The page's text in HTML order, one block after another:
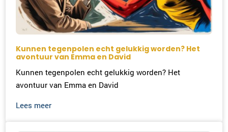
Kunnen tegenpolen echt gelukkig worden? Het
avontuur van Emma en David
Kunnen tegenpolen echt gelukkig worden? Het
avontuur van Emma en David
Lees meer